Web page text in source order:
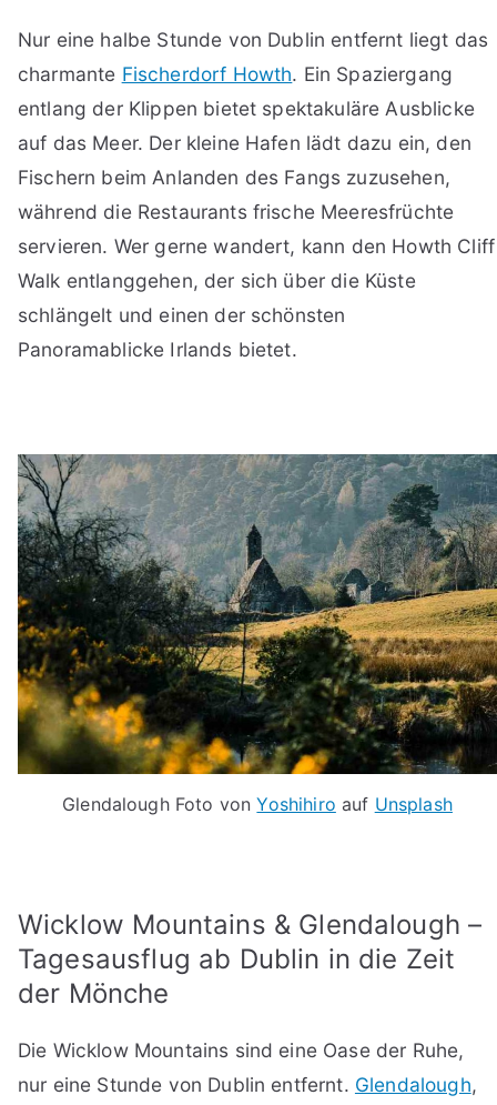
Nur eine halbe Stunde von Dublin entfernt liegt das
charmante Fischerdorf Howth. Ein Spaziergang
entlang der Klippen bietet spektakuläre Ausblicke
auf das Meer. Der kleine Hafen lädt dazu ein, den
Fischern beim Anlanden des Fangs zuzusehen,
während die Restaurants frische Meeresfrüchte
servieren. Wer gerne wandert, kann den Howth Cliff
Walk entlanggehen, der sich über die Küste
schlängelt und einen der schönsten
Panoramablicke Irlands bietet.
Glendalough Foto vonYoshihiro auf Unsplash
Wicklow Mountains & Glendalough –
Tagesausflug ab Dublin in die Zeit
der Mönche
Die Wicklow Mountains sind eine Oase der Ruhe,
nur eine Stunde von Dublin entfernt. Glendalough,